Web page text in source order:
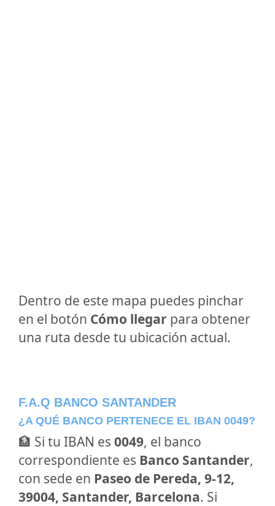
Dentro de este mapa puedes pinchar
en el botón Cómo llegar para obtener
una ruta desde tu ubicación actual.
F.A.Q BANCO SANTANDER
¿A QUÉ BANCO PERTENECE EL IBAN 0049?
🏦 Si tu IBAN es 0049, el banco
correspondiente es Banco Santander,
con sede en Paseo de Pereda, 9-12,
39004, Santander, Barcelona. Si